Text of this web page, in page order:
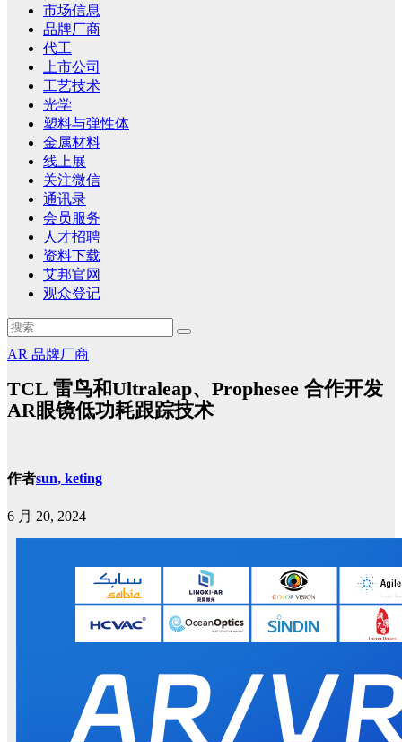
市场信息
品牌厂商
代工
上市公司
工艺技术
光学
塑料与弹性体
金属材料
线上展
关注微信
通讯录
会员服务
人才招聘
资料下载
艾邦官网
观众登记
AR 品牌厂商
TCL 雷鸟和Ultraleap、Prophesee 合作开发
AR眼镜低功耗跟踪技术
作者sun, keting
6 月 20, 2024